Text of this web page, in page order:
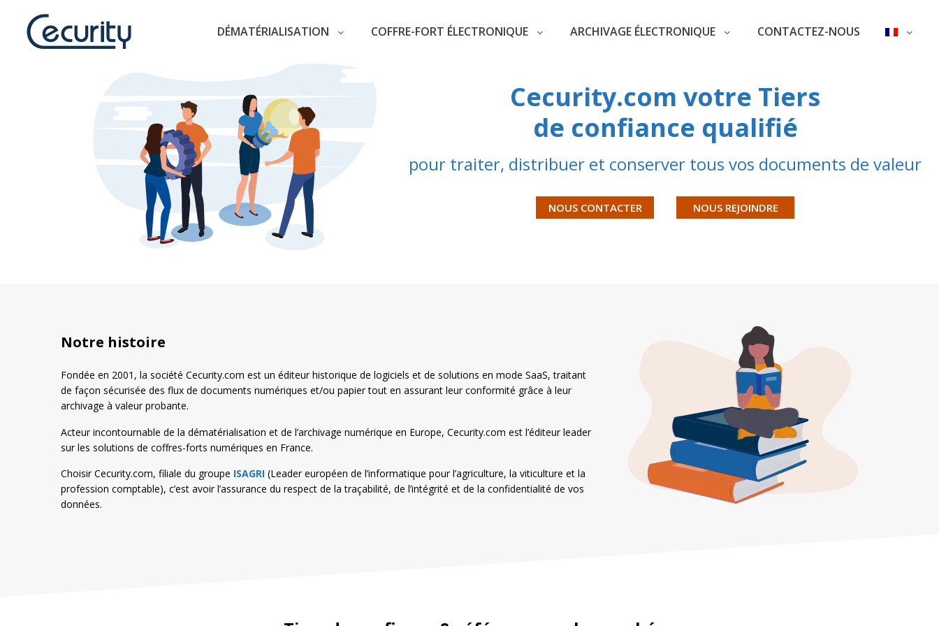
DÉMATÉRIALISATION COFFRE-FORT ÉLECTRONIQUE ARCHIVAGE ÉLECTRONIQUE CONTACTEZ-NOUS
Cecurity.com votre Tiers
de confiance qualifié
pour traiter, distribuer et conserver tous vos documents de valeur
NOUS CONTACTER NOUS REJOINDRE
Notre histoire
Fondée en 2001, la société Cecurity.com est un éditeur historique de logiciels et de solutions en mode SaaS, traitant
de façon sécurisée des flux de documents numériques et/ou papier tout en assurant leur conformité grâce à leur
archivage à valeur probante.
Acteur incontournable de la dématérialisation et de l’archivage numérique en Europe, Cecurity.com est l’éditeur leader
sur les solutions de coffres-forts numériques en France.
Choisir Cecurity.com, filiale du groupe ISAGRI (Leader européen de l’informatique pour l’agriculture, la viticulture et la
profession comptable), c’est avoir l’assurance du respect de la traçabilité, de l’intégrité et de la confidentialité de vos
données.